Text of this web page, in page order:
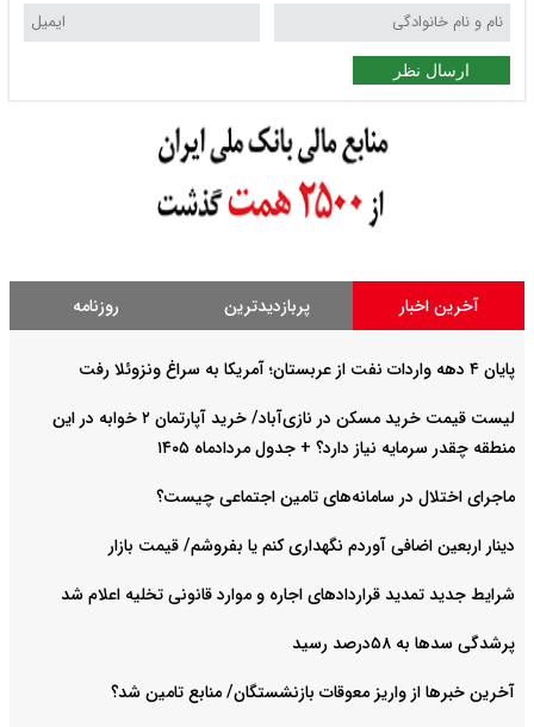
ارسال نظر
آخرین اخبار پربازدیدترین روزنامه
پایان ۴ دهه واردات نفت از عربستان؛ آمریکا به سراغ ونزوئلا رفت
لیست قیمت خرید مسکن در نازی‌آباد/ خرید آپارتمان ۲ خوابه در این
منطقه چقدر سرمایه نیاز دارد؟ + جدول مردادماه ۱۴۰۵
ماجرای اختلال در سامانه‌های تامین اجتماعی چیست؟
دینار اربعین اضافی آوردم نگهداری کنم یا بفروشم/ قیمت بازار
شرایط جدید تمدید قراردادهای اجاره و موارد قانونی تخلیه اعلام شد
پرشدگی سدها به ۵۸درصد رسید
آخرین خبرها از واریز معوقات بازنشستگان/ منابع تامین شد؟